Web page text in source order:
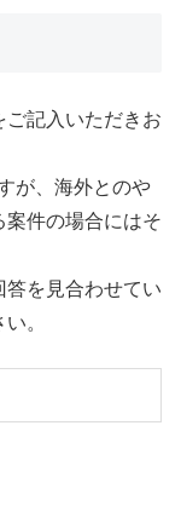
ご記入いただきお
が、海外とのや
案件の場合にはそ
答を見合わせてい
。